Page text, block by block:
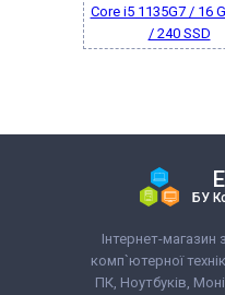
Core i5 1135G7 / 16
/ 240 SSD
БУ
Інтернет-
комп`ютерної
ПК, Ноутбуків,